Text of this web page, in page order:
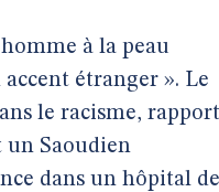
à la peau
étranger ». Le
le racisme,
un Saoudien
dans un hôpital